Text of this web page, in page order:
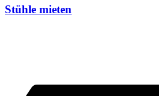
Stühle mieten